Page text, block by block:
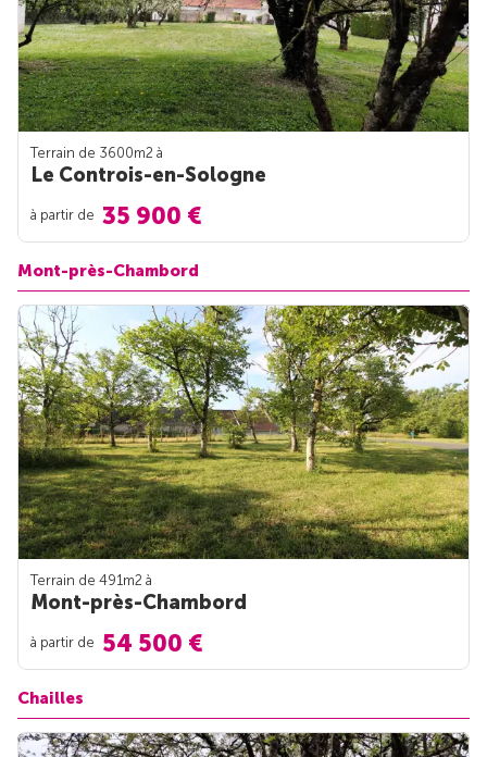
Terrain de 3600m2 à
Le Controis-en-Sologne
à partir de 35 900 €
Mont-près-Chambord
Terrain de 491m2 à
Mont-près-Chambord
à partir de 54 500 €
Chailles